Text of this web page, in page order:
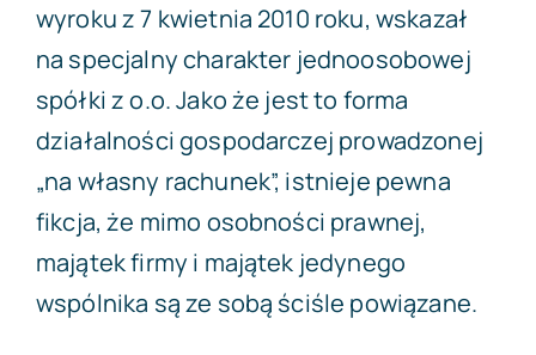
wyroku z 7 kwietnia 2010 roku, wskazał
na specjalny charakter jednoosobowej
spółki z o.o. Jako że jest to forma
działalności gospodarczej prowadzonej
„na własny rachunek”, istnieje pewna
fikcja, że mimo osobności prawnej,
majątek firmy i majątek jedynego
wspólnika są ze sobą ściśle powiązane.